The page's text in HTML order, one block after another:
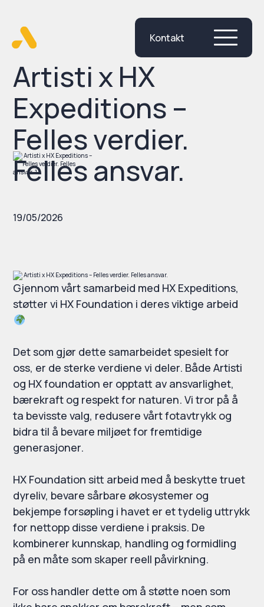
Kontakt
Artisti x HX
Expeditions –
Felles verdier.
Felles ansvar.
19/05/2026
Gjennom vårt samarbeid med HX Expeditions,
støtter vi HX Foundation i deres viktige arbeid
Det som gjør dette samarbeidet spesielt for
oss, er de sterke verdiene vi deler. Både Artisti
og HX foundation er opptatt av ansvarlighet,
bærekraft og respekt for naturen. Vi tror på å
ta bevisste valg, redusere vårt fotavtrykk og
bidra til å bevare miljøet for fremtidige
generasjoner.
HX Foundation sitt arbeid med å beskytte truet
dyreliv, bevare sårbare økosystemer og
bekjempe forsøpling i havet er et tydelig uttrykk
for nettopp disse verdiene i praksis. De
kombinerer kunnskap, handling og formidling
på en måte som skaper reell påvirkning.
For oss handler dette om å støtte noen som